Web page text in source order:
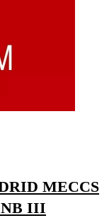
MECCS
NB III